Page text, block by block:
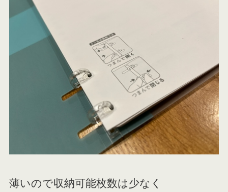
薄いので収納可能枚数は少なく